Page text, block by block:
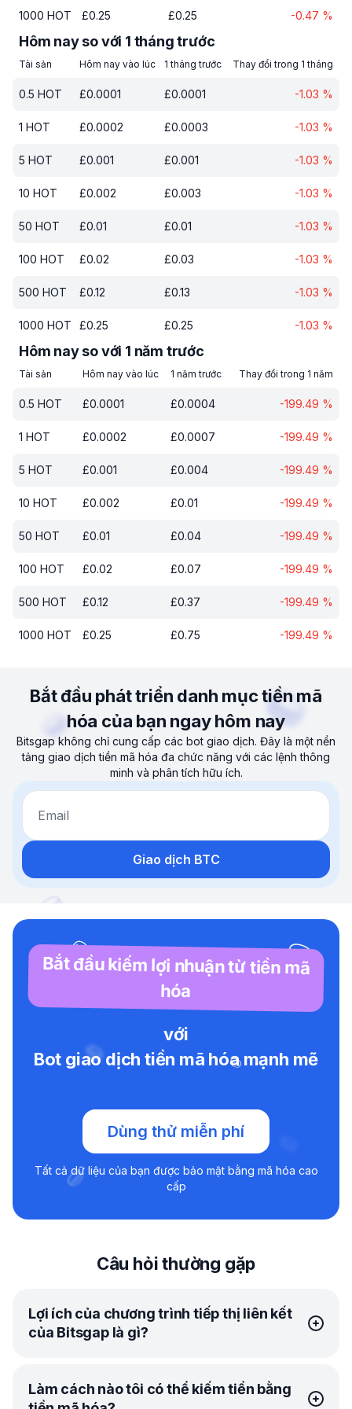
1000 HOT £0.25 £0.25 -0.47 %
Hôm nay so với 1 tháng trước
Tài sản Hôm nay vào lúc 1 tháng trước Thay đổi trong 1 tháng
0.5 HOT £0.0001 £0.0001 -1.03 %
1 HOT £0.0002 £0.0003 -1.03 %
5 HOT £0.001 £0.001 -1.03 %
10 HOT £0.002 £0.003 -1.03 %
50 HOT £0.01 £0.01 -1.03 %
100 HOT £0.02 £0.03 -1.03 %
500 HOT £0.12 £0.13 -1.03 %
1000 HOT £0.25 £0.25 -1.03 %
Hôm nay so với 1 năm trước
Tài sản Hôm nay vào lúc 1 năm trước Thay đổi trong 1 năm
0.5 HOT £0.0001 £0.0004 -199.49 %
1 HOT £0.0002 £0.0007 -199.49 %
5 HOT £0.001 £0.004 -199.49 %
10 HOT £0.002 £0.01 -199.49 %
50 HOT £0.01 £0.04 -199.49 %
100 HOT £0.02 £0.07 -199.49 %
500 HOT £0.12 £0.37 -199.49 %
1000 HOT £0.25 £0.75 -199.49 %
Bắt đầu phát triển danh mục tiền mã
hóa của bạn ngay hôm nay
Bitsgap không chỉ cung cấp các bot giao dịch. Đây là một nền
tảng giao dịch tiền mã hóa đa chức năng với các lệnh thông
minh và phân tích hữu ích.
Email
Giao dịch BTC
Bắt đầu kiếm lợi nhuận từ tiền mã
hóa
với
Bot giao dịch tiền mã hóa mạnh mẽ
Dùng thử miễn phí
Tất cả dữ liệu của bạn được bảo mật bằng mã hóa cao
cấp
Câu hỏi thường gặp
Lợi ích của chương trình tiếp thị liên kết
của Bitsgap là gì?
Chương trình tiếp thị liên kếtcủa Bitsgap là tấm vé giúp
bạn kiếm thêm lợi nhuận bằng tiền mã hóa. Chương trình
Làm cách nào tôi có thể kiếm tiền bằng